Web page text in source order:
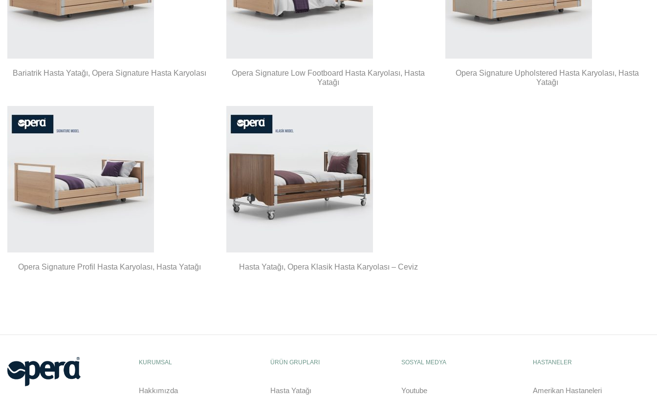
Bariatrik Hasta Yatağı, Opera Signature Hasta Karyolası
Opera Signature Low Footboard Hasta Karyolası, Hasta
Yatağı
Opera Signature Upholstered Hasta Karyolası, Hasta
Yatağı
Opera Signature Profil Hasta Karyolası, Hasta Yatağı Hasta Yatağı, Opera Klasik Hasta Karyolası – Ceviz
KURUMSAL
Hakkımızda
ÜRÜN GRUPLARI
Hasta Yatağı
SOSYAL MEDYA
Youtube
HASTANELER
Amerikan Hastaneleri